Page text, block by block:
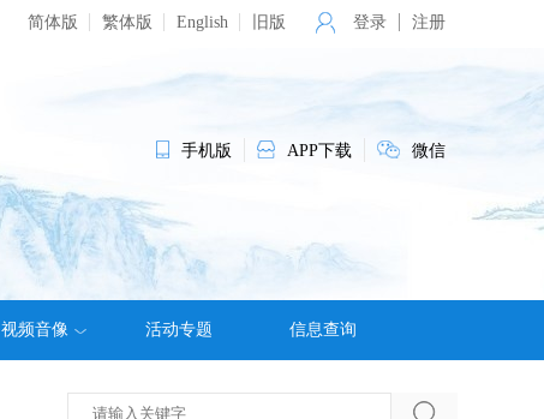
简体版 繁体版 English 旧版 登录 注册
手机版 APP下载 微信
视频音像 活动专题 信息查询